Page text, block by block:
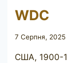
WDC
7 Серпня, 2025
США, 1900-